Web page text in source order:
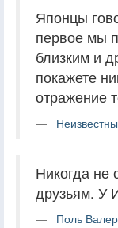
Японцы
первое мы
близким и
покажете
отражение
Никогда не
друзьям. У
Поль